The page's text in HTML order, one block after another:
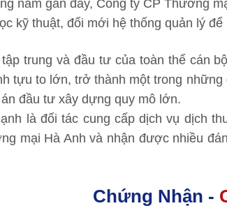
năm gần đây, Công ty CP Thương
kỹ thuật, đổi mới hệ thống quản lý
trung và đầu tư của toàn thể cán
tựu to lớn, trở thành một trong
đầu tư xây dựng quy mô lớn.
là đối tác cung cấp dịch vụ dịch
mại Hà Anh và nhận được nhiều
Chứng Nhận -